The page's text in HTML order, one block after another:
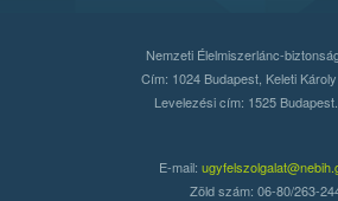
Nemzeti Élelmiszerlánc-
Cím: 1024 Budapest, Keleti
Levelezési cím: 1525
E-mail:
Zöld szám: 06-80/263-